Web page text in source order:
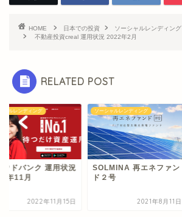
HOME 日本での投資
ソーシャルレンディング
不動産投資creal 運用状況 2022年2月
RELATED POST
ャルレンディング
ウドバンク 運用状況
年11月
2022年11月15日
ソーシャルレンディング
SOLMINA 再エネファン
ド２号
2021年8月11日